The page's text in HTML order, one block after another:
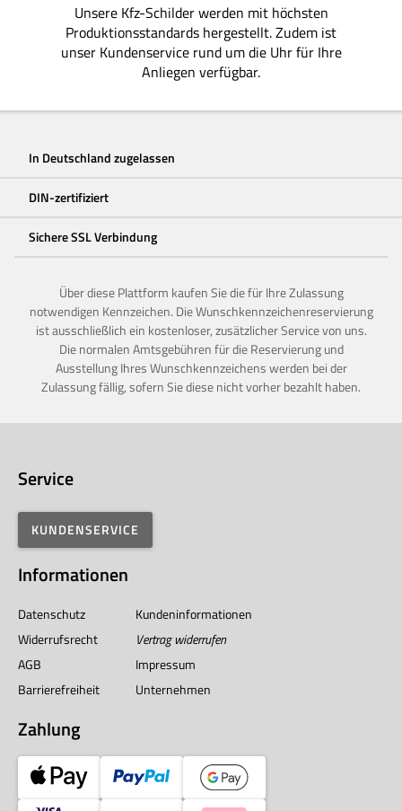
Unsere Kfz-Schilder werden mit höchsten
Produktionsstandards hergestellt. Zudem ist
unser Kundenservice rund um die Uhr für Ihre
Anliegen verfügbar.
In Deutschland zugelassen
DIN-zertifiziert
Sichere SSL Verbindung
Über diese Plattform kaufen Sie die für Ihre Zulassung
notwendigen Kennzeichen. Die Wunschkennzeichenreservierung
ist ausschließlich ein kostenloser, zusätzlicher Service von uns.
Die normalen Amtsgebühren für die Reservierung und
Ausstellung Ihres Wunschkennzeichens werden bei der
Zulassung fällig, sofern Sie diese nicht vorher bezahlt haben.
Service
KUNDENSERVICE
Informationen
Datenschutz
Kundeninformationen
Widerrufsrecht
Vertrag widerrufen
AGB
Impressum
Barrierefreiheit
Unternehmen
Zahlung